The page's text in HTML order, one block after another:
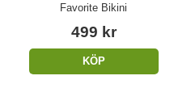
Favorite Bikini
499 kr
KÖP